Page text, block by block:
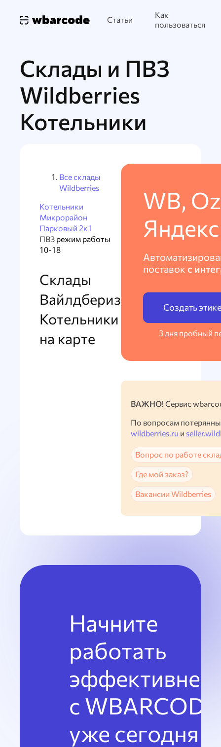
Статьи
Как
пользоваться
Склады и ПВЗ
Wildberries
Котельники
Все склады
Wildberries
Котельники
Микрорайон
Парковый 2к1
ПВЗ режим работы
10-18
Склады
Вайлдбериз
Котельники
на карте
WB,
поставок с
Создать
3 дня пробный
ВАЖНО! Сервис
По вопросам
wildberries.ru и
Вопрос по работе
Где мой заказ?
Вакансии Wildberries
Начните
работать
эффективнее
с WBARCODE
уже сегодня